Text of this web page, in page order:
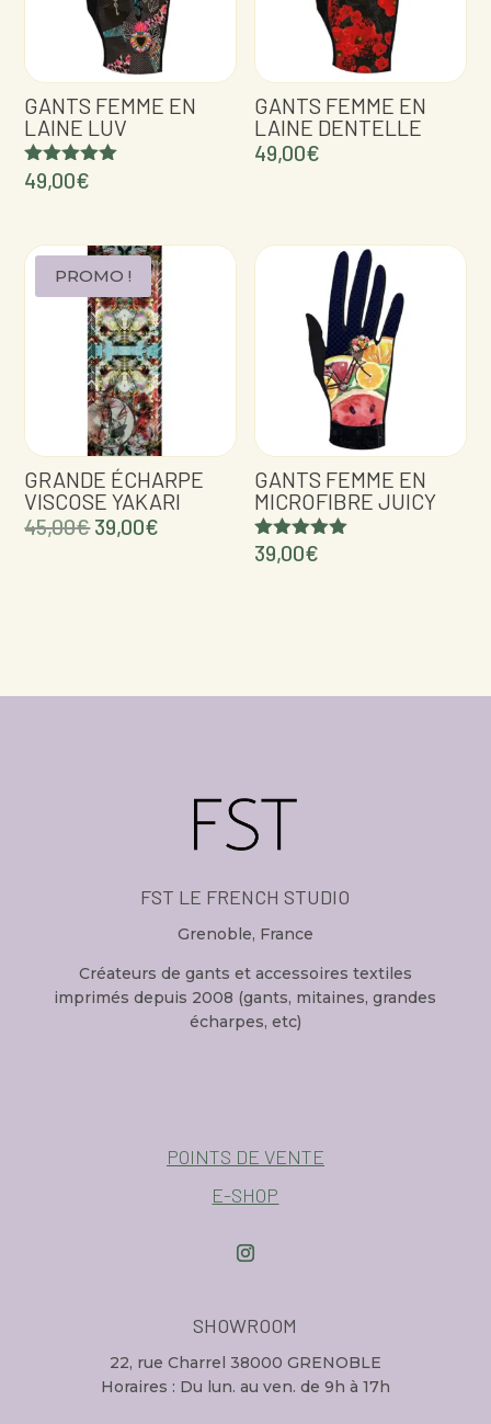
GANTS FEMME EN
LAINE LUV
Note
5.00
49,00€
GANTS FEMME EN
LAINE DENTELLE
49,00€
PROMO !
GRANDE ÉCHARPE
VISCOSE YAKARI
45,00€Le
39,00€
GANTS FEMME EN
MICROFIBRE JUICY
Note
5.00
39,00€
FST LE FRENCH STUDIO
Grenoble, France
Créateurs de gants et accessoires textiles
imprimés depuis 2008 (gants, mitaines, grandes
écharpes, etc)
POINTS DE VENTE
E-SHOP
SHOWROOM
22, rue Charrel 38000 GRENOBLE
Horaires : Du lun. au ven. de 9h à 17h